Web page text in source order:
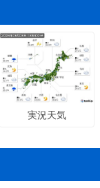
実況天気